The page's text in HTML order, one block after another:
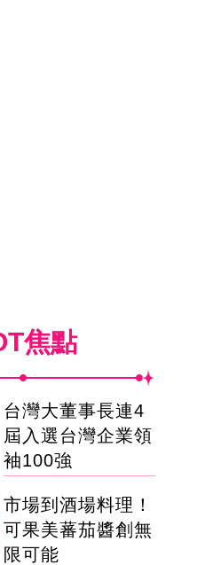
焦點
台灣大董事長連4
屆入選台灣企業領
袖100強
市場到酒場料理！
可果美蕃茄醬創無
限可能